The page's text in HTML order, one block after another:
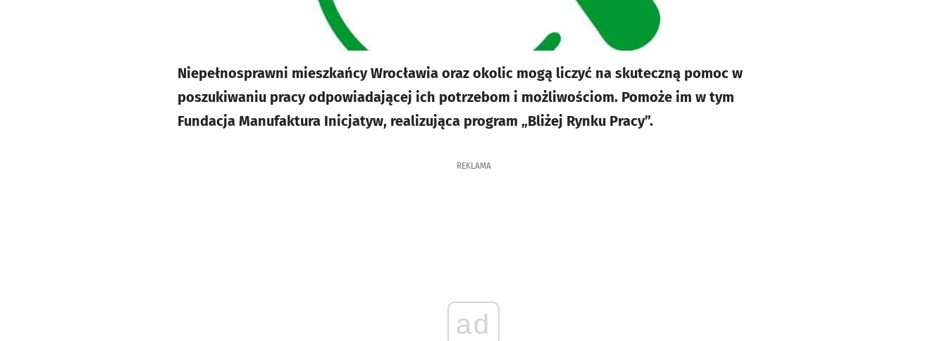
Niepełnosprawni mieszkańcy Wrocławia oraz okolic mogą liczyć na skuteczną pomoc w
poszukiwaniu pracy odpowiadającej ich potrzebom i możliwościom. Pomoże im w tym
Fundacja Manufaktura Inicjatyw, realizująca program „Bliżej Rynku Pracy”.
REKLAMA
ad